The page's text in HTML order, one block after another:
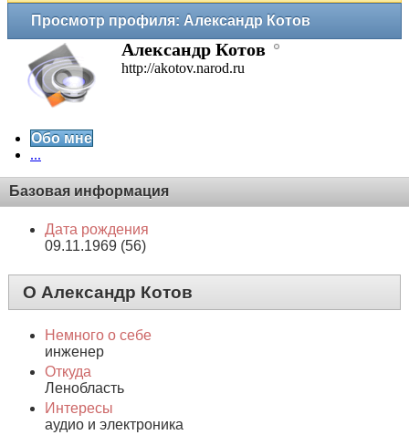
Просмотр профиля: Александр Котов
Александр Котов
http://akotov.narod.ru
Обо мне
...
Базовая информация
Дата рождения
09.11.1969 (56)
О Александр Котов
Немного о себе
инженер
Откуда
Ленобласть
Интересы
аудио и электроника